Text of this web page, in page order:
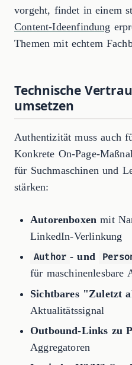
vorgeht, findet in einem
Content-Ideenfindung
Themen mit echtem
Technische
umsetzen
Authentizität muss auch
Konkrete On-Page-
für Suchmaschinen und
stärken:
Autorenboxen mit
LinkedIn-Verlinkung
Author - und
für maschinenlesbare
Sichtbares "Zuletzt
Aktualitätssignal
Outbound-Links zu
Aggregatoren